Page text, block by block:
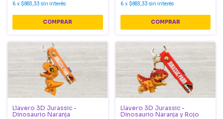
6 x $883,33 sin interés 6 x $883,33 sin interés
Llavero 3D Jurassic -
Dinosaurio Naranja
Llavero 3D Jurassic -
Dinosaurio Naranja y Rojo